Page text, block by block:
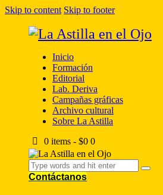
Skip to content Skip to footer
Inicio
Formación
Editorial
Lab. Deriva
Campañas gráficas
Archivo cultural
Sobre La Astilla
0 items -$0 0
Contáctanos